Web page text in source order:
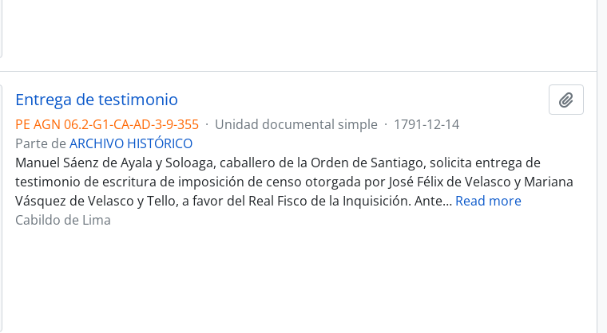
Entrega de testimonio
PE AGN 06.2-G1-CA-AD-3-9-355 · Unidad documental simple · 1791-12-14
Parte de ARCHIVO HISTÓRICO
Manuel Sáenz de Ayala y Soloaga, caballero de la Orden de Santiago, solicita entrega de
testimonio de escritura de imposición de censo otorgada por José Félix de Velasco y Mariana
Vásquez de Velasco y Tello, a favor del Real Fisco de la Inquisición. Ante… Read more
Cabildo de Lima